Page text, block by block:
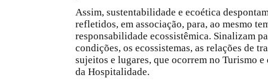
Assim, sustentabilidade e ecoética
refletidos, em associação, para, ao mesmo
responsabilidade ecossistêmica. Sinalizam
condições, os ecossistemas, as relações de
sujeitos e lugares, que ocorrem no Turismo
da Hospitalidade.